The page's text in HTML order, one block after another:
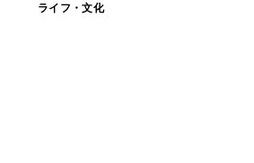
ライフ・文化